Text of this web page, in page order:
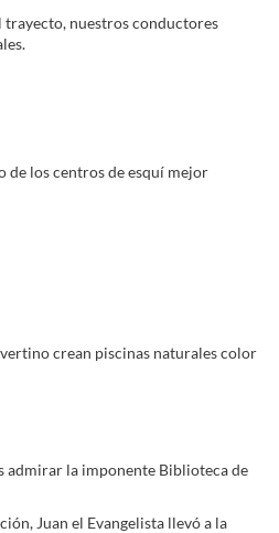
trayecto, nuestros conductores
de los centros de esquí mejor
crean piscinas naturales color
admirar la imponente Biblioteca de
Juan el Evangelista llevó a la